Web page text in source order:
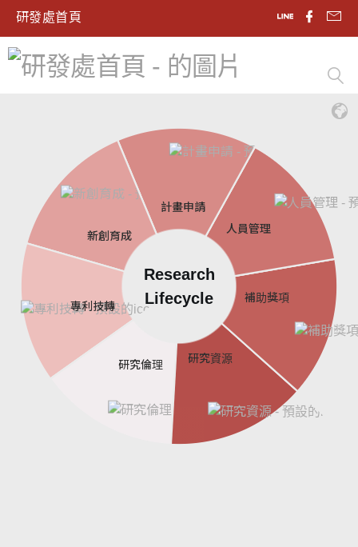
研發處首頁
計畫申請
人員管理
補助獎項
研究資源
研究倫理
專利技轉
新創育成
Research
Lifecycle